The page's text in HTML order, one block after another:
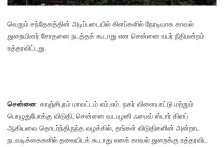
வெறும் சந்தேகத்தின் அடிப்படையில் கிளப்களில் நேரடியாக காவல்
துறையினர் சோதனை நடத்தக் கூடாது என சென்னை உயர் நீதிமன்றம்
உத்தரவிட்டது.
சென்னை: காஞ்சிபுரம் மாவட்டம் எம்.எம். நகர் விளையாட்டு மற்றும்
பொழுதுபோக்கு விடுதி, சென்னை வடபழனி ஃபைவ் ஸ்டார் கிளப்
ஆகியவை தொடர்ந்திருந்த வழக்கில், தங்கள் விடுதிகளின் அன்றாட
நடவடிக்கைகளில் தலையிடக் கூடாது எனக் காவல் துறைக்கு உத்தரவிட